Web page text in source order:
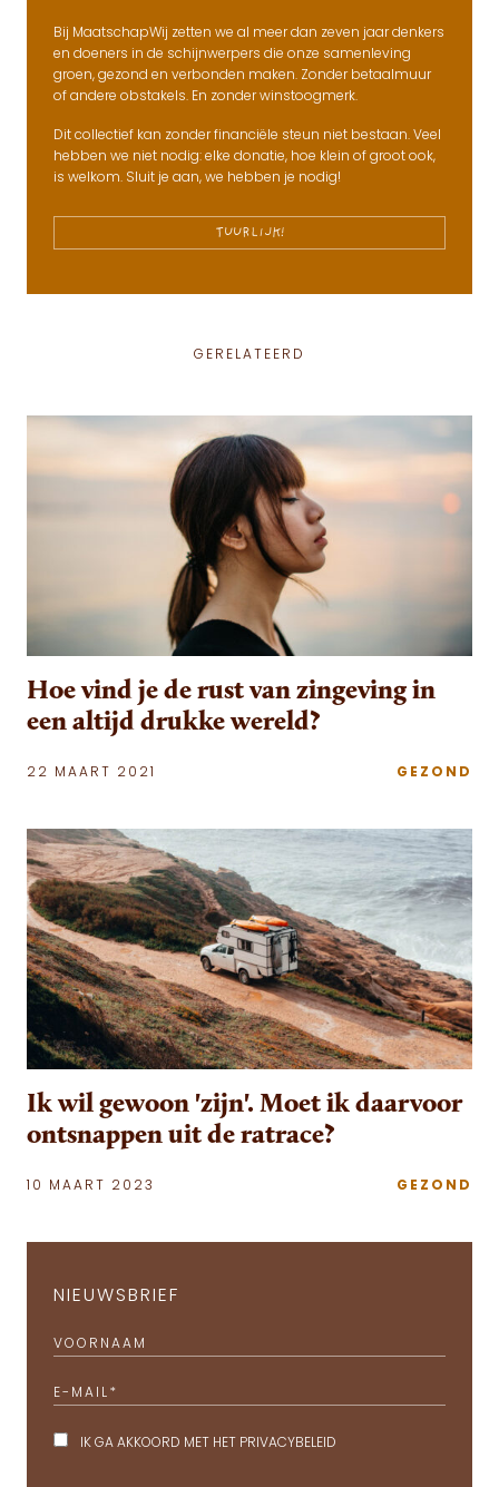
Bij MaatschapWij zetten we al meer dan zeven jaar denkers
en doeners in de schijnwerpers die onze samenleving
groen, gezond en verbonden maken. Zonder betaalmuur
of andere obstakels. En zonder winstoogmerk.
Dit collectief kan zonder financiële steun niet bestaan. Veel
hebben we niet nodig: elke donatie, hoe klein of groot ook,
is welkom. Sluit je aan, we hebben je nodig!
TUURLIJK!
GERELATEERD
Hoe vind je de rust van zingeving in
een altijd drukke wereld?
22 MAART 2021 GEZOND
Ik wil gewoon 'zijn'. Moet ik daarvoor
ontsnappen uit de ratrace?
10 MAART 2023 GEZOND
NIEUWSBRIEF
VOORNAAM
E-MAIL *
IK GA AKKOORD MET HET PRIVACYBELEID